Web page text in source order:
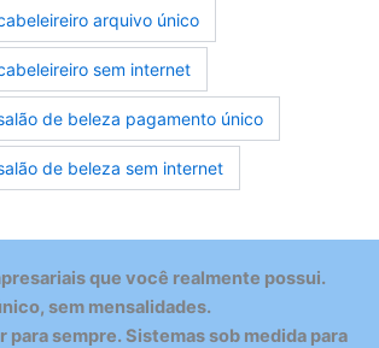
arquivo único
sem internet
de beleza pagamento único
de beleza sem internet
que você realmente possui.
sem mensalidades.
para sempre. Sistemas sob medida para